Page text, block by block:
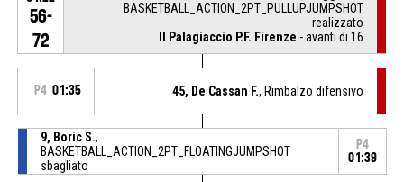
56-
72
BASKETBALL_ACTION_2PT_PULLUPJUMPSHOT
realizzato
Il Palagiaccio P.F. Firenze - avanti di 16
P4 01:35 45, De Cassan F., Rimbalzo difensivo
9, Boric S.,
BASKETBALL_ACTION_2PT_FLOATINGJUMPSHOT
sbagliato
P4
01:39